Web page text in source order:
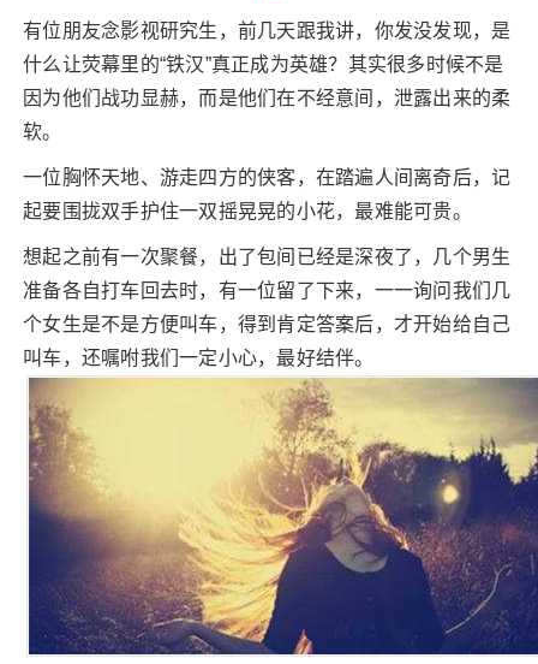
有位朋友念影视研究生，前几天跟我讲，你发没发现，是
什么让荧幕里的“铁汉”真正成为英雄？其实很多时候不是
因为他们战功显赫，而是他们在不经意间，泄露出来的柔
软。
一位胸怀天地、游走四方的侠客，在踏遍人间离奇后，记
起要围拢双手护住一双摇晃晃的小花，最难能可贵。
想起之前有一次聚餐，出了包间已经是深夜了，几个男生
准备各自打车回去时，有一位留了下来，一一询问我们几
个女生是不是方便叫车，得到肯定答案后，才开始给自己
叫车，还嘱咐我们一定小心，最好结伴。